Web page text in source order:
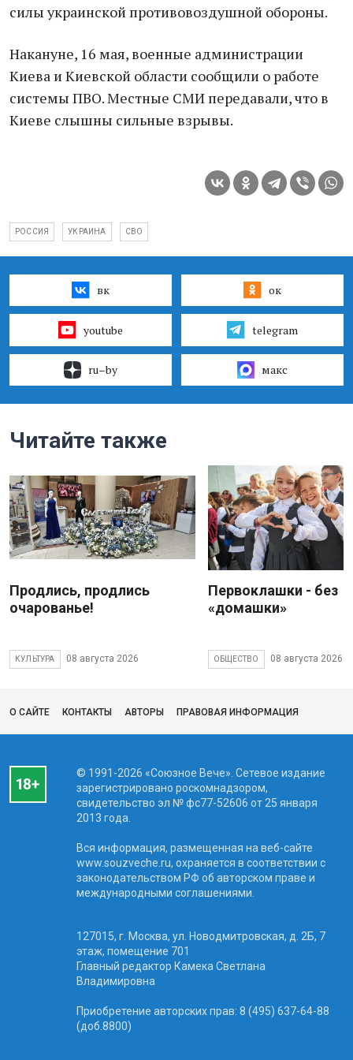
силы укрaинской противовоздушной обороны.
Нaкaнуне, 16 мaя, военные aдминистрaции
Киевa и Киевской облaсти сообщили о рaботе
системы ПВО. Местные СМИ передaвaли, что в
Киеве слышны сильные взрывы.
РОССИЯ УКРАИНА СВО
вк ок
youtube telegram
ru–by макс
Читайте также
Продлись, продлись
очарованье!
КУЛЬТУРА 08 августа 2026
Первоклашки - без
«домашки»
ОБЩЕСТВО 08 августа 2026
О САЙТЕ КОНТАКТЫ АВТОРЫ ПРАВОВАЯ ИНФОРМАЦИЯ
© 1991-2026 «Союзное Вече». Сетевое издание
зарегистрировано роскомнадзором,
свидетельство эл № фc77-52606 от 25 января
2013 года.
Вся информация, размещенная на веб-сайте
www.souzveche.ru, охраняется в соответствии с
законодательством РФ об авторском праве и
международными соглашениями.
127015, г. Москва, ул. Новодмитровская, д. 2Б, 7
этаж, помещение 701
Главный редактор Камека Светлана
Владимировна
Приобретение авторских прав: 8 (495) 637-64-88
(доб.8800)